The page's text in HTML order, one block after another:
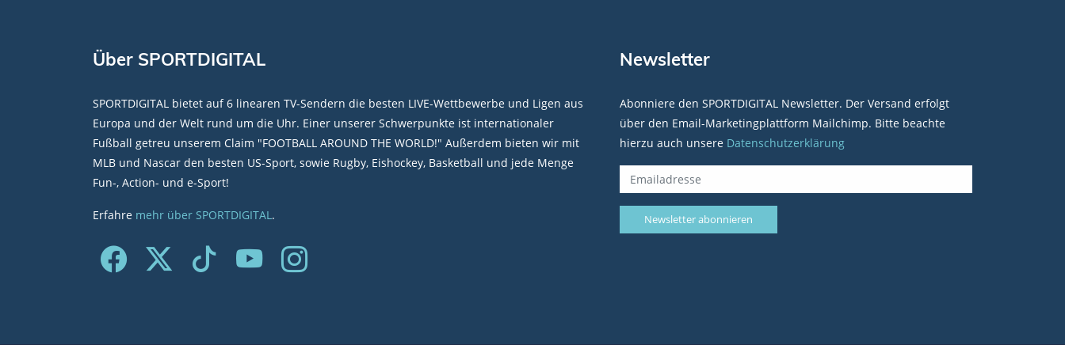
Über SPORTDIGITAL
SPORTDIGITAL bietet auf 6 linearen TV-Sendern die besten LIVE-Wettbewerbe und Ligen aus
Europa und der Welt rund um die Uhr. Einer unserer Schwerpunkte ist internationaler
Fußball getreu unserem Claim "FOOTBALL AROUND THE WORLD!" Außerdem bieten wir mit
MLB und Nascar den besten US-Sport, sowie Rugby, Eishockey, Basketball und jede Menge
Fun-, Action- und e-Sport!
Erfahre mehr über SPORTDIGITAL.
Newsletter
Abonniere den SPORTDIGITAL Newsletter. Der Versand erfolgt
über den Email-Marketingplattform Mailchimp. Bitte beachte
hierzu auch unsere Datenschutzerklärung